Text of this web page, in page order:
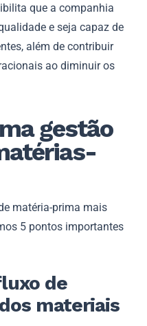
que a companhia
e seja capaz de
além de contribuir
ao diminuir os
gestão
matéria-prima mais
5 pontos importantes
de
materiais